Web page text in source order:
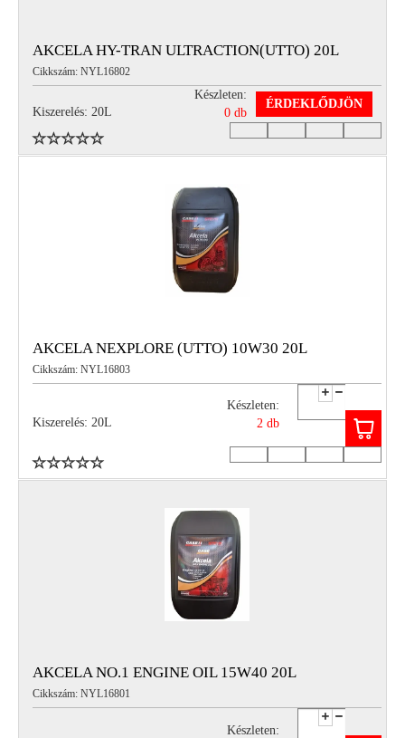
Hétfőtől – Péntekig, 8.00 – 17.00-ig
(ebédidő 12.00-12.30 között)
AKCELA HY-TRAN ULTRACTION(UTTO) 20L
Cikkszám: NYL16802
Kiszerelés: 20L
Készleten:
0 db
ÉRDEKLŐDJÖN
AKCELA NEXPLORE (UTTO) 10W30 20L
Cikkszám: NYL16803
Kiszerelés: 20L
Készleten:
2 db
AKCELA NO.1 ENGINE OIL 15W40 20L
Cikkszám: NYL16801
Készleten: